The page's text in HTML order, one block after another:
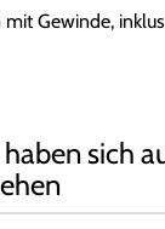
mit Gewinde,
sich